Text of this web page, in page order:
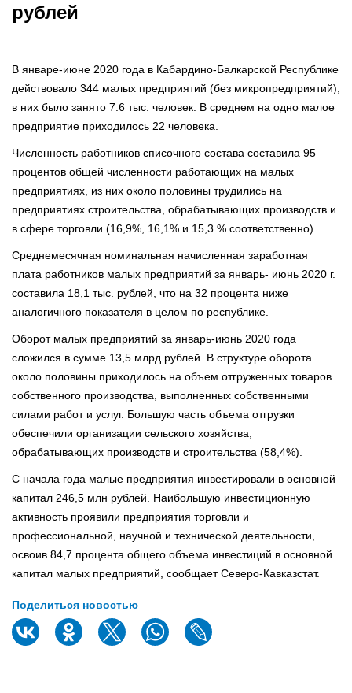
рублей
В январе-июне 2020 года в Кабардино-Балкарской Республике
действовало 344 малых предприятий (без микропредприятий),
в них было занято 7.6 тыс. человек. В среднем на одно малое
предприятие приходилось 22 человека.
Численность работников списочного состава составила 95
процентов общей численности работающих на малых
предприятиях, из них около половины трудились на
предприятиях строительства, обрабатывающих производств и
в сфере торговли (16,9%, 16,1% и 15,3 % соответственно).
Среднемесячная номинальная начисленная заработная
плата работников малых предприятий за январь- июнь 2020 г.
составила 18,1 тыс. рублей, что на 32 процента ниже
аналогичного показателя в целом по республике.
Оборот малых предприятий за январь-июнь 2020 года
сложился в сумме 13,5 млрд рублей. В структуре оборота
около половины приходилось на объем отгруженных товаров
собственного производства, выполненных собственными
силами работ и услуг. Большую часть объема отгрузки
обеспечили организации сельского хозяйства,
обрабатывающих производств и строительства (58,4%).
С начала года малые предприятия инвестировали в основной
капитал 246,5 млн рублей. Наибольшую инвестиционную
активность проявили предприятия торговли и
профессиональной, научной и технической деятельности,
освоив 84,7 процента общего объема инвестиций в основной
капитал малых предприятий, сообщает Северо-Кавказстат.
Поделиться новостью